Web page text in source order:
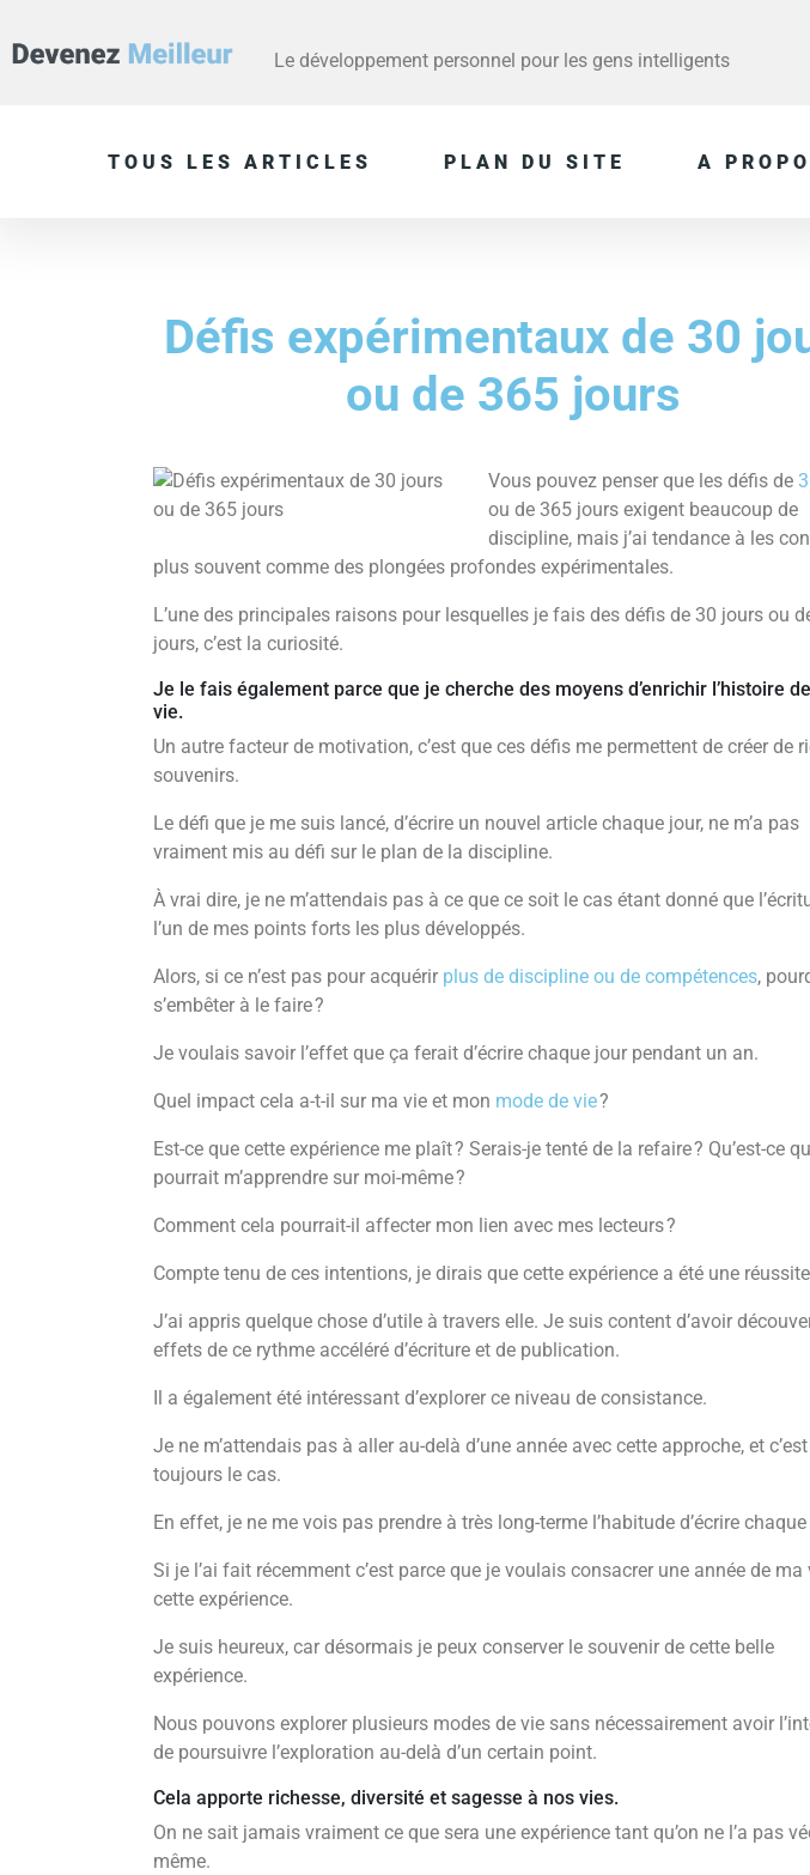
Le développement personnel pour les gens intelligents
TOUS LES ARTICLES PLAN DU SITE A
Défis expérimentaux de 30
ou de 365 jours
Vous pouvez penser que les défis de
ou de 365 jours exigent beaucoup de
discipline, mais j’ai tendance à les
plus souvent comme des plongées profondes expérimentales.
L’une des principales raisons pour lesquelles je fais des défis de 30 jours ou
jours, c’est la curiosité.
Je le fais également parce que je cherche des moyens d’enrichir l’histoire
vie.
Un autre facteur de motivation, c’est que ces défis me permettent de créer de
souvenirs.
Le défi que je me suis lancé, d’écrire un nouvel article chaque jour, ne m’a pas
vraiment mis au défi sur le plan de la discipline.
À vrai dire, je ne m’attendais pas à ce que ce soit le cas étant donné que
l’un de mes points forts les plus développés.
Alors, si ce n’est pas pour acquérir plus de discipline ou de compétences,
s’embêter à le faire ?
Je voulais savoir l’effet que ça ferait d’écrire chaque jour pendant un an.
Quel impact cela a-t-il sur ma vie et mon mode de vie?
Est-ce que cette expérience me plaît ? Serais-je tenté de la refaire ? Qu’est-ce
pourrait m’apprendre sur moi-même ?
Comment cela pourrait-il affecter mon lien avec mes lecteurs ?
Compte tenu de ces intentions, je dirais que cette expérience a été une
J’ai appris quelque chose d’utile à travers elle. Je suis content d’avoir
effets de ce rythme accéléré d’écriture et de publication.
Il a également été intéressant d’explorer ce niveau de consistance.
Je ne m’attendais pas à aller au-delà d’une année avec cette approche, et c’est
toujours le cas.
En effet, je ne me vois pas prendre à très long-terme l’habitude d’écrire chaque
Si je l’ai fait récemment c’est parce que je voulais consacrer une année de ma
cette expérience.
Je suis heureux, car désormais je peux conserver le souvenir de cette belle
expérience.
Nous pouvons explorer plusieurs modes de vie sans nécessairement avoir
de poursuivre l’exploration au-delà d’un certain point.
Cela apporte richesse, diversité et sagesse à nos vies.
On ne sait jamais vraiment ce que sera une expérience tant qu’on ne l’a pas
même.